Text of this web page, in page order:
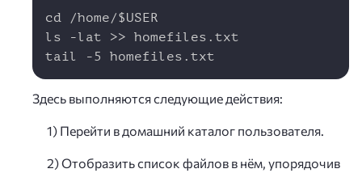
cd /home/$USER
ls -lat >> homefiles.txt
tail -5 homefiles.txt
Здесь выполняются следующие действия:
1) Перейти в домашний каталог пользователя.
2) Отобразить список файлов в нём, упорядочив